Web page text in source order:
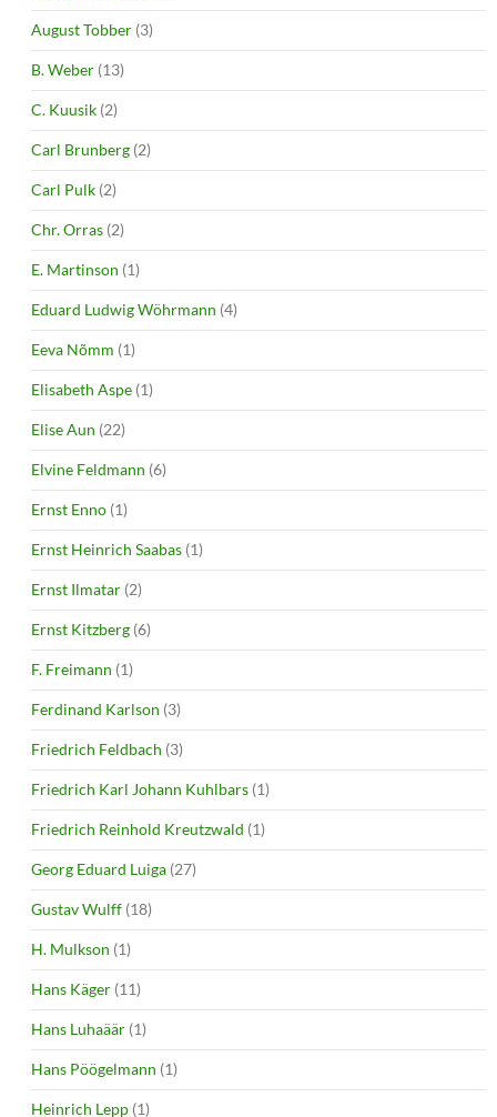
August Tobber (3)
B. Weber (13)
C. Kuusik (2)
Carl Brunberg (2)
Carl Pulk (2)
Chr. Orras (2)
E. Martinson (1)
Eduard Ludwig Wöhrmann (4)
Eeva Nõmm (1)
Elisabeth Aspe (1)
Elise Aun (22)
Elvine Feldmann (6)
Ernst Enno (1)
Ernst Heinrich Saabas (1)
Ernst Ilmatar (2)
Ernst Kitzberg (6)
F. Freimann (1)
Ferdinand Karlson (3)
Friedrich Feldbach (3)
Friedrich Karl Johann Kuhlbars (1)
Friedrich Reinhold Kreutzwald (1)
Georg Eduard Luiga (27)
Gustav Wulff (18)
H. Mulkson (1)
Hans Käger (11)
Hans Luhaäär (1)
Hans Pöögelmann (1)
Heinrich Lepp (1)